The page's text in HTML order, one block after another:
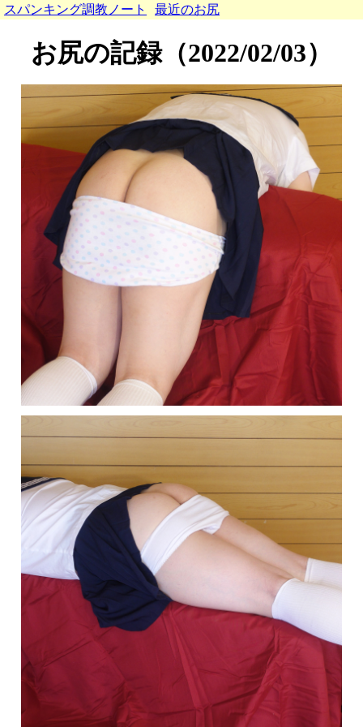
お尻の記録（2022/02/03）
スパンキング調教ノート 最近のお尻